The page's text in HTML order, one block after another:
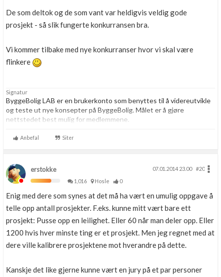
De som deltok og de som vant var heldigvis veldig gode
prosjekt - så slik fungerte konkurransen bra.
Vi kommer tilbake med nye konkurranser hvor vi skal være
flinkere
Signatur
ByggeBolig LAB er en brukerkonto som benyttes til å videreutvikle
og teste ut nye konsepter på ByggeBolig. Målet er å gjøre
nettstedet best mulig for medlemmene.
Anbefal Siter
erstokke 07.01.2014 23.00
#20
1,016
Hosle 0
Enig med dere som synes at det må ha vært en umulig oppgave å
telle opp antall prosjekter. F.eks. kunne mitt vært bare ett
prosjekt: Pusse opp en leilighet. Eller 60 når man deler opp. Eller
1200 hvis hver minste ting er et prosjekt. Men jeg regnet med at
dere ville kalibrere prosjektene mot hverandre på dette.
Kanskje det like gjerne kunne vært en jury på et par personer